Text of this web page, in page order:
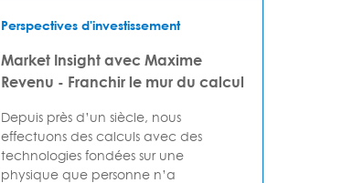
Perspectives d'investissement
Market Insight avec Maxime
Revenu - Franchir le mur du calcul
Depuis près d’un siècle, nous
effectuons des calculs avec des
technologies fondées sur une
physique que personne n’a